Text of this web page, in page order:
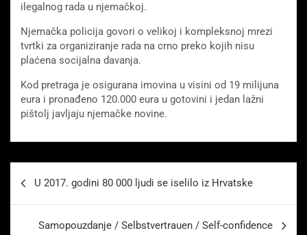
ilegalnog rada u njemačkoj.
Njemačka policija govori o velikoj i kompleksnoj mrezi
tvrtki za organiziranje rada na crno preko kojih nisu
plaćena socijalna davanja.
Kod pretraga je osigurana imovina u visini od 19 milijuna
eura i pronađeno 120.000 eura u gotovini i jedan lažni
pištolj javljaju njemačke novine.
U 2017. godini 80 000 ljudi se iselilo iz Hrvatske
Samopouzdanje / Selbstvertrauen / Self-confidence